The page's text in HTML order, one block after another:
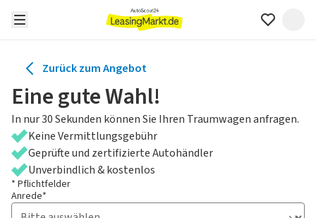
Zurück zum Angebot
Eine gute Wahl!
In nur 30 Sekunden können Sie Ihren Traumwagen anfragen.
Keine Vermittlungsgebühr
Geprüfte und zertifizierte Autohändler
Unverbindlich & kostenlos
* Pflichtfelder
Anrede*